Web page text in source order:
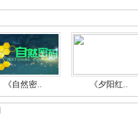
《自然密.. 《夕阳红..